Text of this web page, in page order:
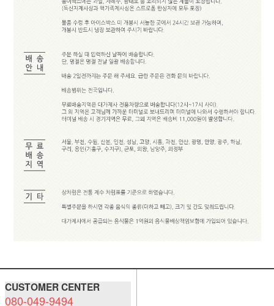
CUSTOMER CENTER
080-049-9494